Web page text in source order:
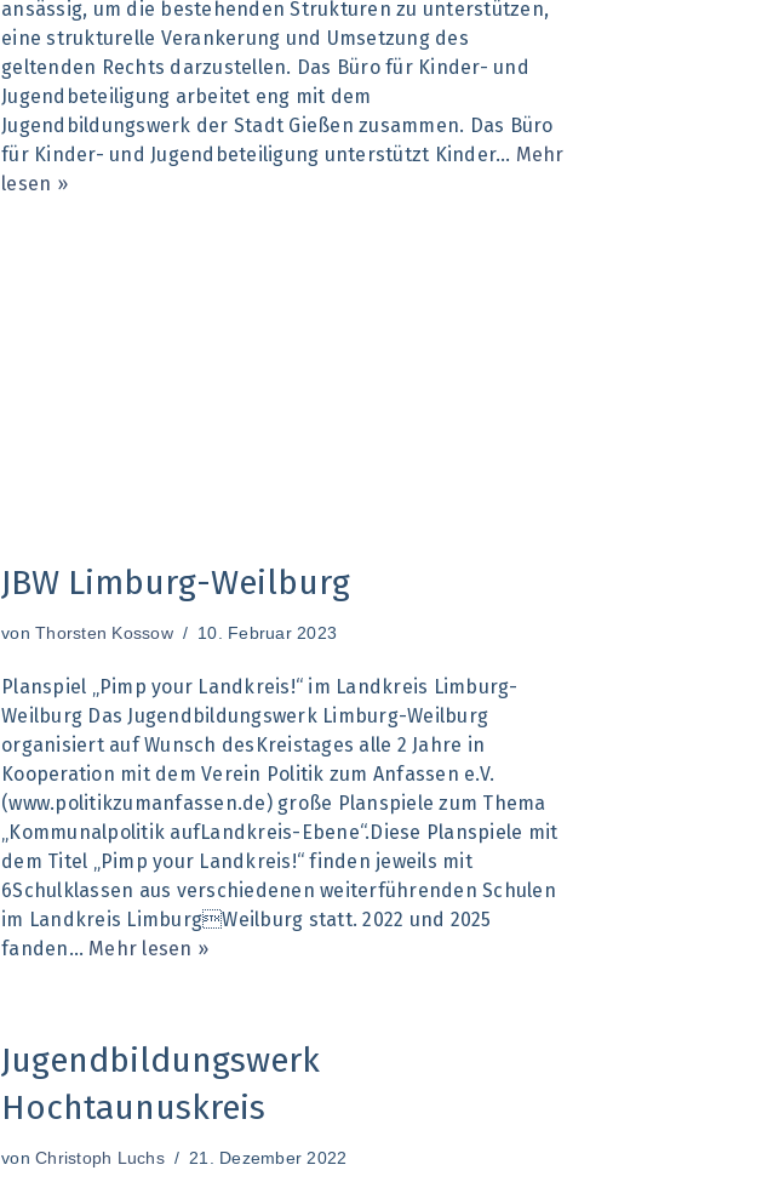
ansässig, um die bestehenden Strukturen zu unterstützen,
eine strukturelle Verankerung und Umsetzung des
geltenden Rechts darzustellen. Das Büro für Kinder- und
Jugendbeteiligung arbeitet eng mit dem
Jugendbildungswerk der Stadt Gießen zusammen. Das Büro
für Kinder- und Jugendbeteiligung unterstützt Kinder… Mehr
lesen »
JBW Limburg-Weilburg
von Thorsten Kossow 10. Februar 2023
Planspiel „Pimp your Landkreis!“ im Landkreis Limburg-
Weilburg Das Jugendbildungswerk Limburg-Weilburg
organisiert auf Wunsch desKreistages alle 2 Jahre in
Kooperation mit dem Verein Politik zum Anfassen e.V.
(www.politikzumanfassen.de) große Planspiele zum Thema
„Kommunalpolitik aufLandkreis-Ebene“.Diese Planspiele mit
dem Titel „Pimp your Landkreis!“ finden jeweils mit
6Schulklassen aus verschiedenen weiterführenden Schulen
im Landkreis LimburgWeilburg statt. 2022 und 2025
fanden… Mehr lesen »
Jugendbildungswerk
Hochtaunuskreis
von Christoph Luchs 21. Dezember 2022